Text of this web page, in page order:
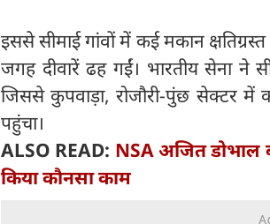
इससे सीमाई गांवों में कई मकान
जगह दीवारें ढह गईं। भारतीय सेना ने
जिससे कुपवाड़ा, रोजौरी-पुंछ सेक्टर में
पहुंचा।
ALSO READ: NSA अजित
किया कौनसा काम